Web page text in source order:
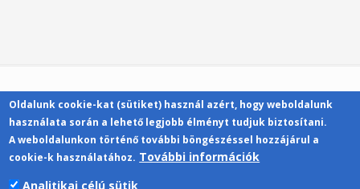
Kapcsolat
Oldalunk cookie-kat (sütiket) használ azért, hogy weboldalunk
használata során a lehető legjobb élményt tudjuk biztosítani.
A weboldalunkon történő további böngészéssel hozzájárul a
cookie-k használatához. További információk
Analitikai célú sütik